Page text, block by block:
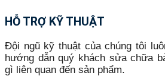
HỖ TRỢ KỸ THUẬT
Đội ngũ kỹ thuật của chúng tôi
hướng dẫn quý khách sửa chữa
gì liên quan đến sản phẩm.